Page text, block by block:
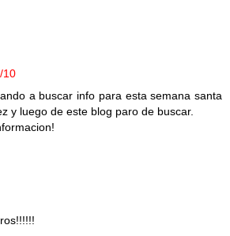
10
a buscar info para esta semana santa
y luego de este blog paro de buscar.